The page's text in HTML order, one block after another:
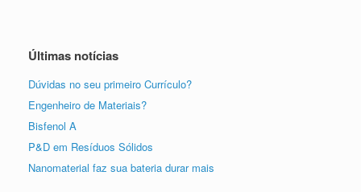
Últimas notícias
Dúvidas no seu primeiro Currículo?
Engenheiro de Materiais?
Bisfenol A
P&D em Resíduos Sólidos
Nanomaterial faz sua bateria durar mais